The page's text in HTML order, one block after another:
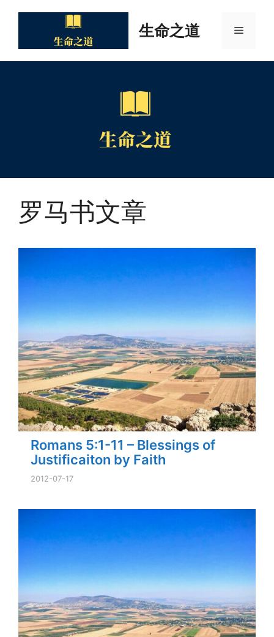
生命之道 Menu
罗马书文章
Romans 5:1-11 – Blessings of
Justificaiton by Faith
2012-07-17